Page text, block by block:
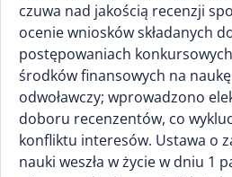
czuwa nad jakością recenzji
ocenie wniosków składanych
postępowaniach
środków finansowych na
odwoławczy; wprowadzono
doboru recenzentów, co
konfliktu interesów. Ustawa o
nauki weszła w życie w dniu 1